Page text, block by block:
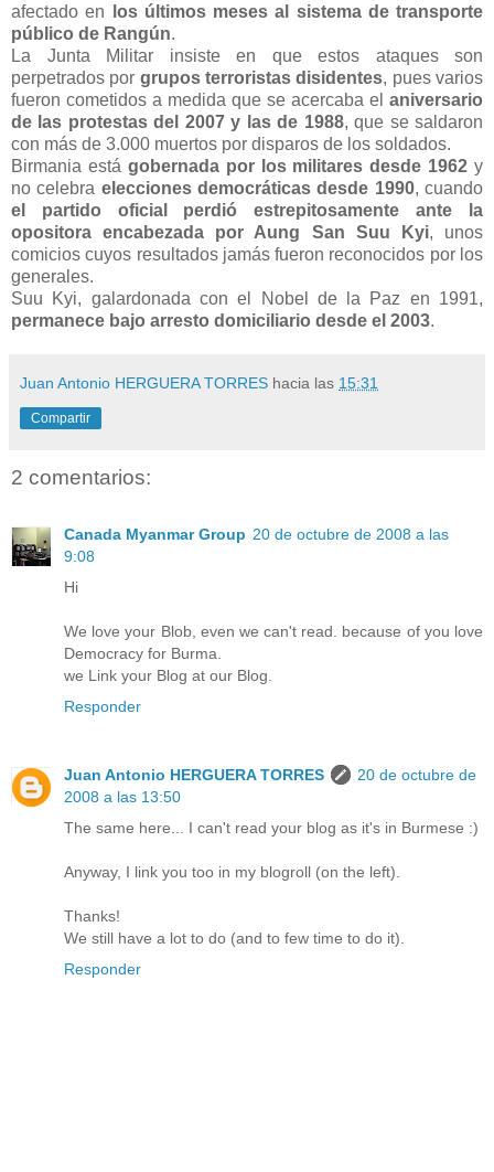
afectado en
los últimos meses al sistema de transporte
público de Rangún.
La Junta Militar insiste en que estos ataques son
perpetrados por grupos terroristas disidentes, pues varios
fueron cometidos a medida que se acercaba el aniversario
de las protestas del 2007 y las de 1988, que se saldaron
con más de 3.000 muertos por disparos de los soldados.
Birmania está gobernada por los militares desde 1962 y
no celebra elecciones democráticas desde 1990, cuando
el partido oficial perdió estrepitosamente ante la
opositora encabezada por Aung San Suu Kyi, unos
comicios cuyos resultados jamás fueron reconocidos por los
generales.
Suu Kyi, galardonada con el Nobel de la Paz en 1991,
permanece bajo arresto domiciliario desde el 2003.
Juan Antonio HERGUERA TORRES hacia las 15:31
Compartir
2 comentarios:
Canada Myanmar Group 20 de octubre de 2008 a las
9:08
Hi
We love your Blob, even we can't read. because of you love
Democracy for Burma.
we Link your Blog at our Blog.
Responder
Juan Antonio HERGUERA TORRES
20 de octubre de
2008 a las 13:50
The same here... I can't read your blog as it's in Burmese :)
Anyway, I link you too in my blogroll (on the left).
Thanks!
We still have a lot to do (and to few time to do it).
Responder